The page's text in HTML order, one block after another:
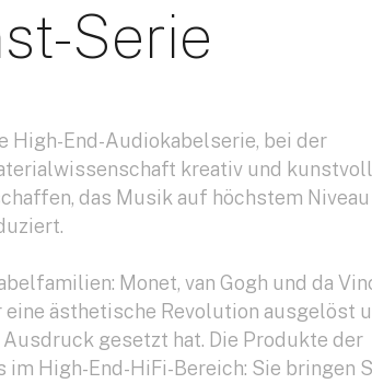
Serie
High-End-Audiokabelserie, bei der
kreativ und kunstvoll
das Musik auf höchstem Niveau
Monet, van Gogh und da
ästhetische Revolution ausgelöst
gesetzt hat. Die Produkte der
High-End-HiFi-Bereich: Sie bringen